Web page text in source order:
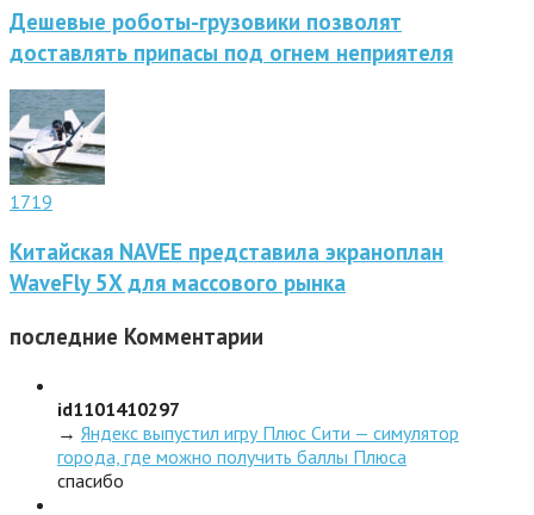
Дешевые роботы-грузовики позволят
доставлять припасы под огнем неприятеля
1719
Китайская NAVEE представила экраноплан
WaveFly 5X для массового рынка
последние Комментарии
id1101410297
→ Яндекс выпустил игру Плюс Сити — симулятор
города, где можно получить баллы Плюса
спасибо